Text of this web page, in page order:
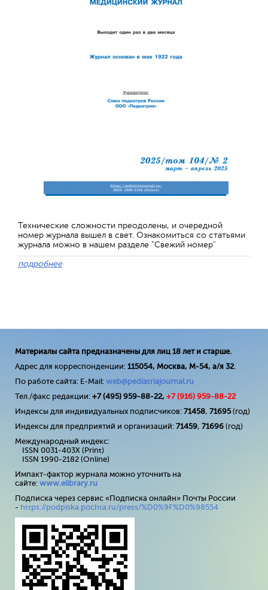
Технические сложности преодолены, и очередной
номер журнала вышел в свет. Ознакомиться со статьями
журнала можно в нашем разделе "Свежий номер"
подробнее
Материалы сайта предназначены для лиц 18 лет и старше.
Адрес для корреспонденции: 115054, Москва, М-54, а/я 32.
По работе сайта: E-Mail: web@pediatriajournal.ru
Тел./факс редакции: +7 (495) 959-88-22, +7 (916) 959-88-22
Индексы для индивидуальных подписчиков: 71458, 71695(год)
Индексы для предприятий и организаций: 71459, 71696 (год)
Международный индекс:
ISSN 0031-403X (Print)
ISSN 1990-2182 (Online)
Импакт-фактор журнала можно уточнить на
сайте: www.elibrary.ru
Подписка через сервис «Подписка онлайн» Почты России
- https://podpiska.pochta.ru/press/%D0%9F%D0%98554